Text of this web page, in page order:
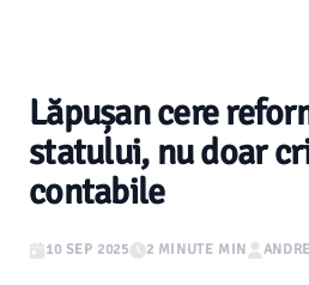
Lăpușan cere
statului, nu doar
contabile
10 SEP 2025 2 MINUTE MIN